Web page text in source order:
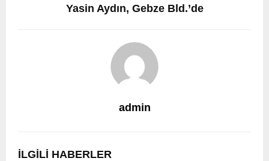
Yasin Aydın, Gebze Bld.’de
admin
İLGILI HABERLER